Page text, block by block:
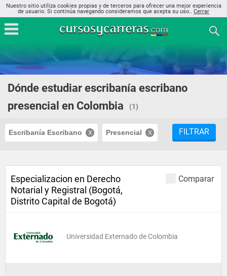
Nuestro sitio utiliza cookies propias y de terceros para ofrecer una mejor experiencia
de usuario. Si continúa navegando consideramos que acepta su uso.. Cerrar
Dónde estudiar escribanía escribano
presencial en Colombia
(1)
Escribanía Escribano Presencial FILTRAR
Comparar
Especializacion en Derecho
Notarial y Registral (Bogotá,
Distrito Capital de Bogotá)
Universidad Externado de Colombia